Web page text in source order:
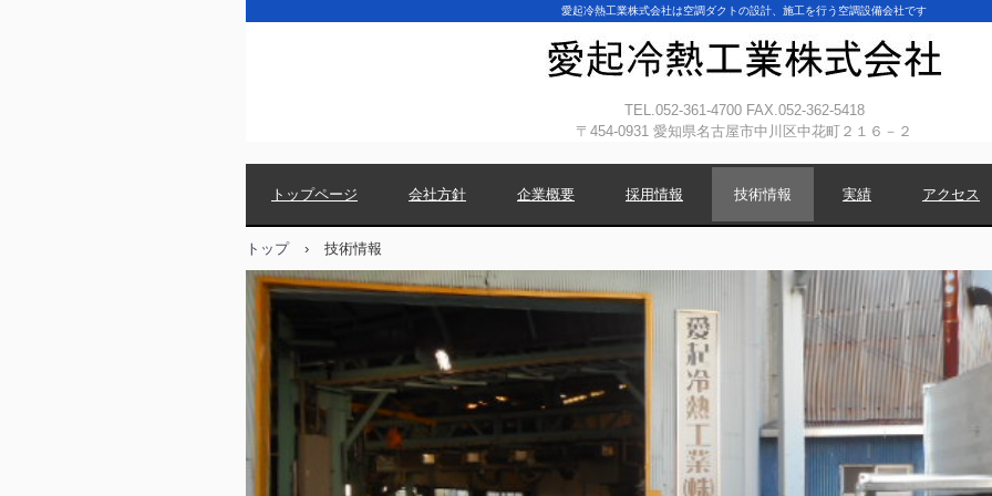
愛起冷熱工業株式会社は空調ダクトの設計、施工を行う空調設備会社です
TEL.052-361-4700 FAX.052-362-5418
〒454-0931 愛知県名古屋市中川区中花町２１６－２
トップページ 会社方針 企業概要 採用情報 技術情報 実績 アクセス
トップ › 技術情報